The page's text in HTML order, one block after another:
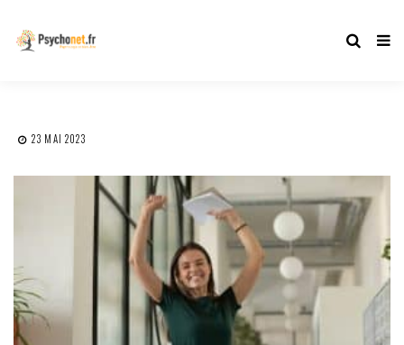
23 MAI 2023